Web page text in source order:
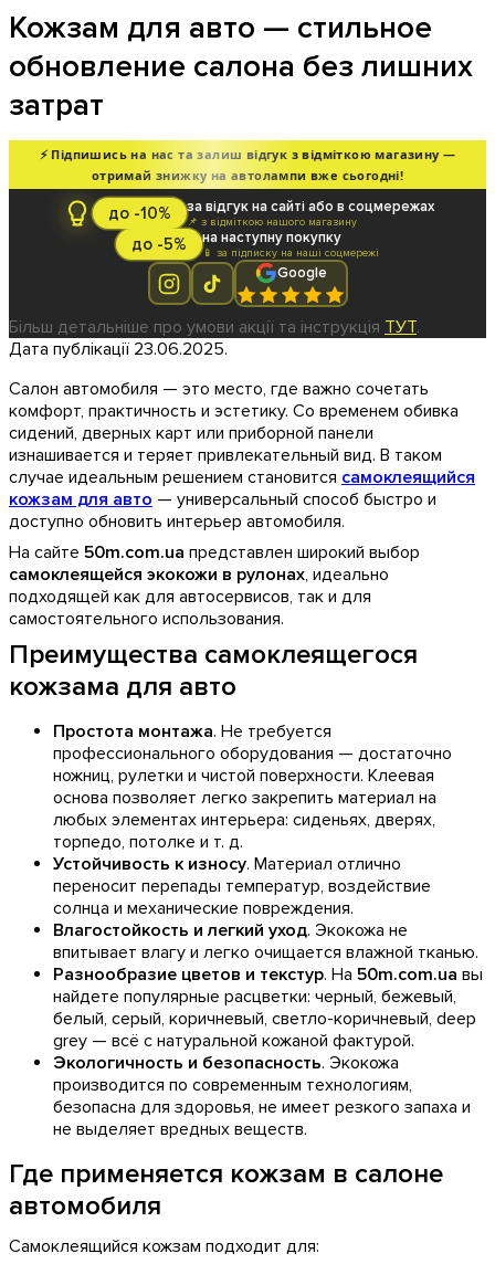
Кожзам для авто — стильное
обновление салона без лишних
затрат
⚡ Підпишись на нас та залиш відгук з відміткою магазину —
отримай знижку на автолампи вже сьогодні!
до -10% за відгук на сайті або в соцмережах
📌 з відміткою нашого магазину
до -5% на наступну покупку
📱 за підписку на наші соцмережі
Google
Більш детальніше про умови акції та інструкція ТУТ.
Дата публікації 23.06.2025.
Салон автомобиля — это место, где важно сочетать
комфорт, практичность и эстетику. Со временем обивка
сидений, дверных карт или приборной панели
изнашивается и теряет привлекательный вид. В таком
случае идеальным решением становится самоклеящийся
кожзам для авто — универсальный способ быстро и
доступно обновить интерьер автомобиля.
На сайте 50m.com.ua представлен широкий выбор
самоклеящейся экокожи в рулонах, идеально
подходящей как для автосервисов, так и для
самостоятельного использования.
Преимущества самоклеящегося
кожзама для авто
Простота монтажа. Не требуется
профессионального оборудования — достаточно
ножниц, рулетки и чистой поверхности. Клеевая
основа позволяет легко закрепить материал на
любых элементах интерьера: сиденьях, дверях,
торпедо, потолке и т. д.
Устойчивость к износу. Материал отлично
переносит перепады температур, воздействие
солнца и механические повреждения.
Влагостойкость и легкий уход. Экокожа не
впитывает влагу и легко очищается влажной тканью.
Разнообразие цветов и текстур. На 50m.com.ua вы
найдете популярные расцветки: черный, бежевый,
белый, серый, коричневый, светло-коричневый, deep
grey — всё с натуральной кожаной фактурой.
Экологичность и безопасность. Экокожа
производится по современным технологиям,
безопасна для здоровья, не имеет резкого запаха и
не выделяет вредных веществ.
Где применяется кожзам в салоне
автомобиля
Самоклеящийся кожзам подходит для: